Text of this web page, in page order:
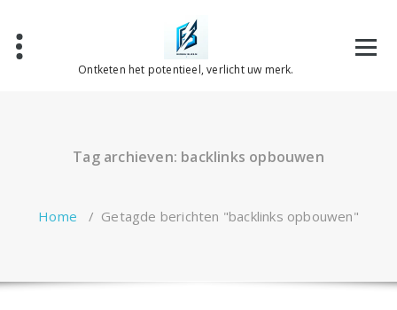
inhoud
Ontketen het potentieel, verlicht uw merk.
Tag archieven: backlinks opbouwen
Home / Getagde berichten "backlinks opbouwen"